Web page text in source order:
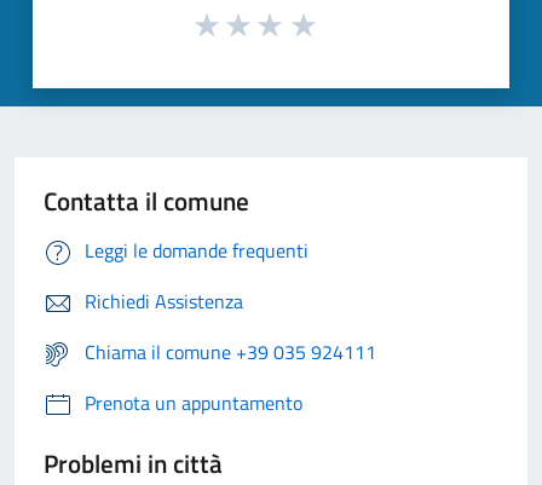
Contatta il comune
Leggi le domande frequenti
Richiedi Assistenza
Chiama il comune +39 035 924111
Prenota un appuntamento
Problemi in città